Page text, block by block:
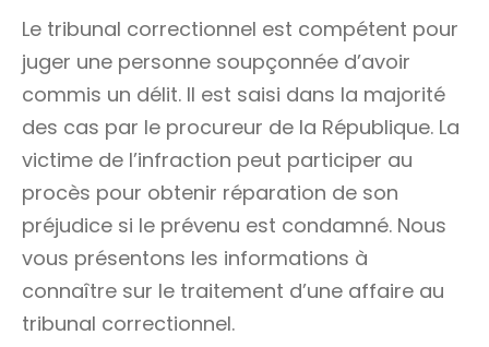
Le tribunal correctionnel est compétent pour
juger une personne soupçonnée d’avoir
commis un délit. Il est saisi dans la majorité
des cas par le procureur de la République. La
victime de l’infraction peut participer au
procès pour obtenir réparation de son
préjudice si le prévenu est condamné. Nous
vous présentons les informations à
connaître sur le traitement d’une affaire au
tribunal correctionnel.